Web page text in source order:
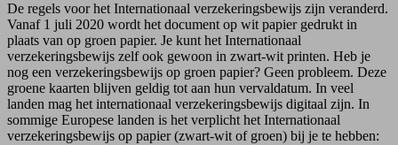
De regels voor het Internationaal verzekeringsbewijs zijn veranderd.
Vanaf 1 juli 2020 wordt het document op wit papier gedrukt in
plaats van op groen papier. Je kunt het Internationaal
verzekeringsbewijs zelf ook gewoon in zwart-wit printen. Heb je
nog een verzekeringsbewijs op groen papier? Geen probleem. Deze
groene kaarten blijven geldig tot aan hun vervaldatum. In veel
landen mag het internationaal verzekeringsbewijs digitaal zijn. In
sommige Europese landen is het verplicht het Internationaal
verzekeringsbewijs op papier (zwart-wit of groen) bij je te hebben: